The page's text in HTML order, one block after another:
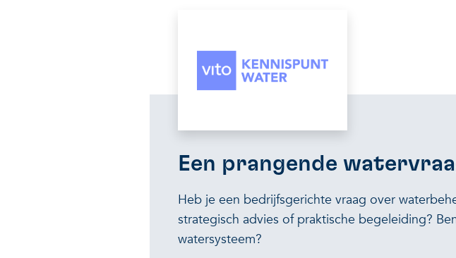
Een prangende
Heb je een bedrijfsgerichte vraag over
strategisch advies of praktische begeleiding?
watersysteem?